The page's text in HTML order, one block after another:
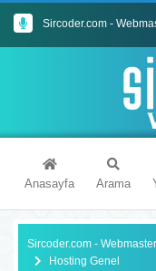
Sircoder.com
Sircoder.com -
Anasayfa Arama
Sircoder.com -
Hosting Genel